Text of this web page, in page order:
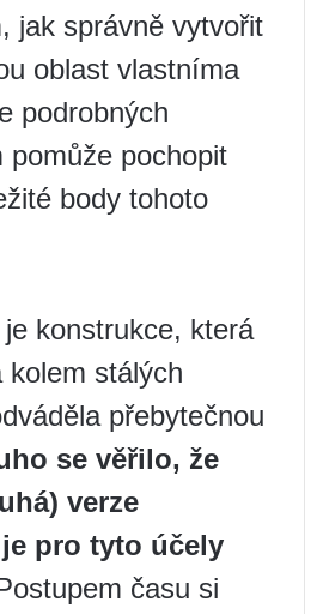
jak správně vytvořit
oblast vlastníma
podrobných
pomůže pochopit
body tohoto
konstrukce, která
kolem stálých
přebytečnou
se věřilo, že
verze
pro tyto účely
času si